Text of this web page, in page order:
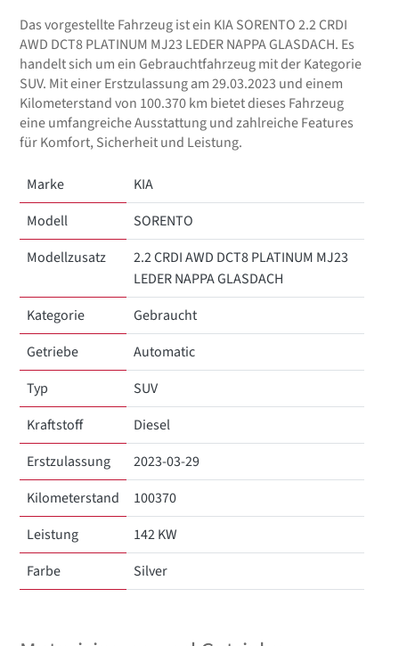
Das vorgestellte Fahrzeug ist ein KIA SORENTO 2.2 CRDI
AWD DCT8 PLATINUM MJ23 LEDER NAPPA GLASDACH. Es
handelt sich um ein Gebrauchtfahrzeug mit der Kategorie
SUV. Mit einer Erstzulassung am 29.03.2023 und einem
Kilometerstand von 100.370 km bietet dieses Fahrzeug
eine umfangreiche Ausstattung und zahlreiche Features
für Komfort, Sicherheit und Leistung.
Marke
KIA
Modell
SORENTO
Modellzusatz
2.2 CRDI AWD DCT8 PLATINUM MJ23
LEDER NAPPA GLASDACH
Kategorie
Gebraucht
Getriebe
Automatic
Typ
SUV
Kraftstoff
Diesel
Erstzulassung
2023-03-29
Kilometerstand
100370
Leistung
142 KW
Farbe
Silver